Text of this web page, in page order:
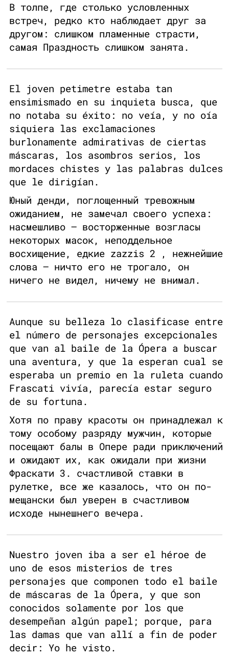
В толпе, где столько условленных
встреч, редко кто наблюдает друг за
другом: слишком пламенные страсти,
самая Праздность слишком занята.
El joven petimetre estaba tan
ensimismado en su inquieta busca, que
no notaba su éxito: no veía, y no oía
siquiera las exclamaciones
burlonamente admirativas de ciertas
máscaras, los asombros serios, los
mordaces chistes y las palabras dulces
que le dirigían.
Юный денди, поглощенный тревожным
ожиданием, не замечал своего успеха:
насмешливо – восторженные возгласы
некоторых масок, неподдельное
восхищение, едкие zazzis 2 , нежнейшие
слова – ничто его не трогало, он
ничего не видел, ничему не внимал.
Aunque su belleza lo clasificase entre
el número de personajes excepcionales
que van al baile de la Ópera a buscar
una aventura, y que la esperan cual se
esperaba un premio en la ruleta cuando
Frascati vivía, parecía estar seguro
de su fortuna.
Хотя по праву красоты он принадлежал к
тому особому разряду мужчин, которые
посещают балы в Опере ради приключений
и ожидают их, как ожидали при жизни
Фраскати 3. счастливой ставки в
рулетке, все же казалось, что он по-
мещански был уверен в счастливом
исходе нынешнего вечера.
Nuestro joven iba a ser el héroe de
uno de esos misterios de tres
personajes que componen todo el baile
de máscaras de la Ópera, y que son
conocidos solamente por los que
desempeñan algún papel; porque, para
las damas que van allí a fin de poder
decir: Yo he visto.